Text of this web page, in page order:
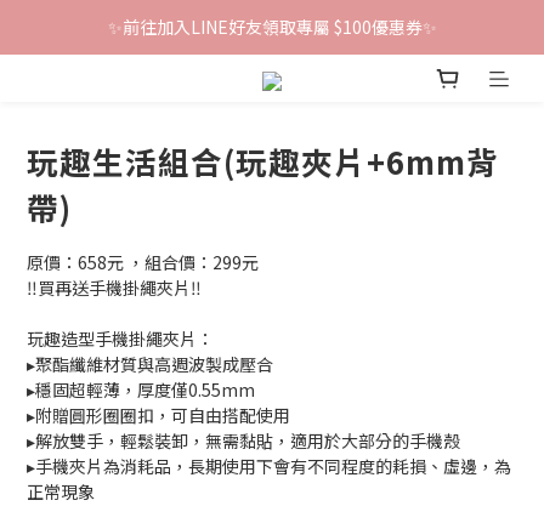
鐵粉群開張！限時加入贈100折價券🎀
鐵粉群開張！限時加入贈100折價券🎀
【雲朵人氣單品】下單輸入『soft』再折$100
玩趣生活組合(玩趣夾片+6mm背
帶)
原價：658元 ，組合價：299元
‼️買再送手機掛繩夾片‼️
玩趣造型手機掛繩夾片：
▸聚酯纖維材質與高週波製成壓合
▸穩固超輕薄，厚度僅0.55mm
▸附贈圓形圈圈扣，可自由搭配使用
▸解放雙手，輕鬆裝卸，無需黏貼，適用於大部分的手機殼
▸手機夾片為消耗品，長期使用下會有不同程度的耗損、虛邊，為
正常現象